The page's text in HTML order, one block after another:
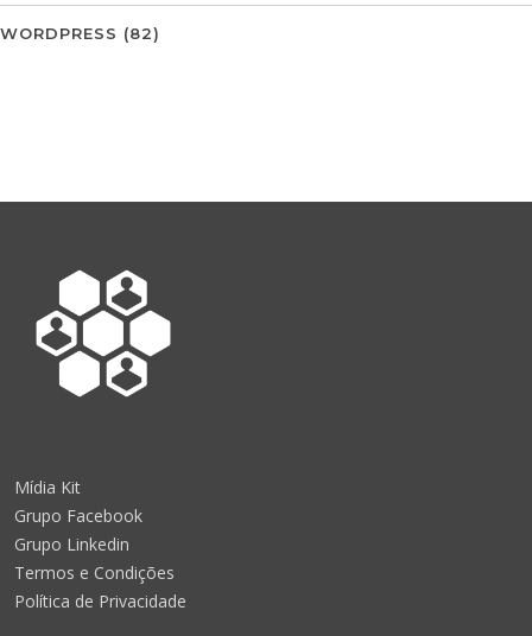
WORDPRESS (82)
Mídia Kit
Grupo Facebook
Grupo Linkedin
Termos e Condições
Política de Privacidade